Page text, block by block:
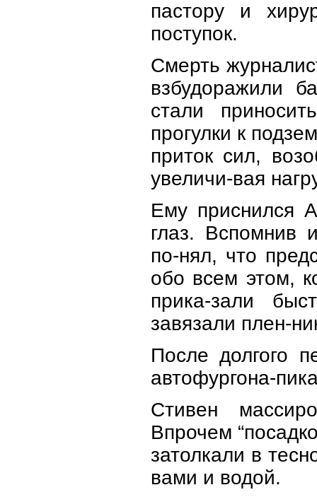
пастору и
поступок.
Смерть
взбудоражили
стали
прогулки к
приток сил,
увеличи-вая
Ему приснился
глаз. Вспомнив
по-нял, что
обо всем этом,
прика-зали
завязали плен-
После долгого
автофургона-
Стивен
Впрочем
затолкали в
вами и водой.